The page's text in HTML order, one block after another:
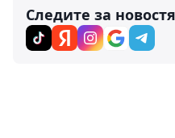
Следите за